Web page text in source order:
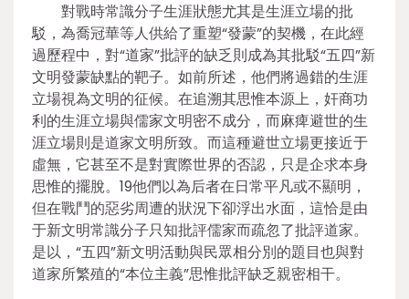
對戰時常識分子生涯狀態尤其是生涯立場的批
駁，為喬冠華等人供給了重塑“發蒙”的契機，在此經
過歷程中，對“道家”批評的缺乏則成為其批駁“五四”新
文明發蒙缺點的靶子。如前所述，他們將過錯的生涯
立場視為文明的征候。在追溯其思惟本源上，奸商功
利的生涯立場與儒家文明密不成分，而麻痺避世的生
涯立場則是道家文明所致。而這種避世立場更接近于
虛無，它甚至不是對實際世界的否認，只是企求本身
思惟的擺脫。19他們以為后者在日常平凡或不顯明，
但在戰鬥的惡劣周遭的狀況下卻浮出水面，這恰是由
于新文明常識分子只知批評儒家而疏忽了批評道家。
是以，“五四”新文明活動與民眾相分別的題目也與對
道家所繁殖的“本位主義”思惟批評缺乏親密相干。